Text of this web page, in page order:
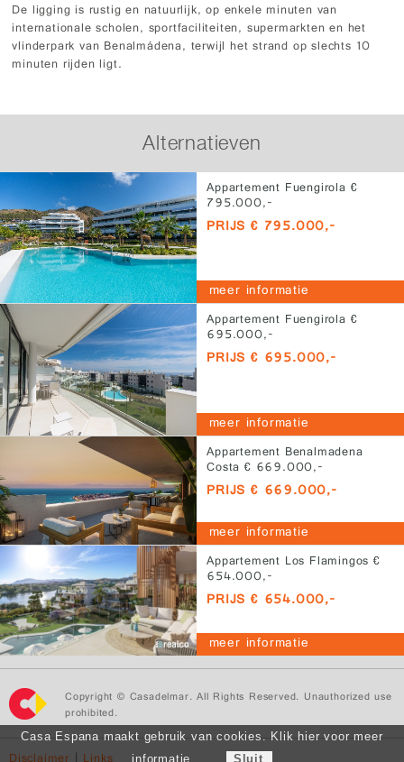
De ligging is rustig en natuurlijk, op enkele minuten van
internationale scholen, sportfaciliteiten, supermarkten en het
vlinderpark van Benalmádena, terwijl het strand op slechts 10
minuten rijden ligt.
Alternatieven
Appartement Fuengirola €
795.000,-
PRIJS € 795.000,-
meer informatie
Appartement Fuengirola €
695.000,-
PRIJS € 695.000,-
meer informatie
Appartement Benalmadena
Costa € 669.000,-
PRIJS € 669.000,-
meer informatie
Appartement Los Flamingos €
654.000,-
PRIJS € 654.000,-
meer informatie
Copyright © Casadelmar. All Rights Reserved. Unauthorized use
prohibited.
Casa Espana maakt gebruik van cookies. Klik hier voor meer
informatie.
Sluit